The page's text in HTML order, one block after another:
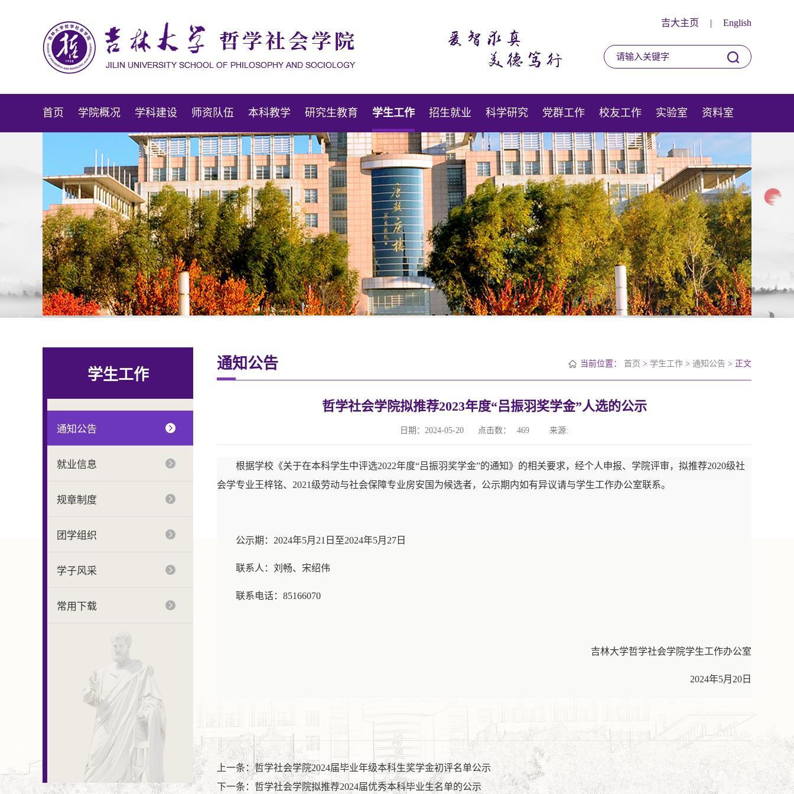
吉大主页 | English
首页 学院概况 学科建设 师资队伍 本科教学 研究生教育 学生工作 招生就业 科学研究 党群工作 校友工作 实验室 资料室
学生工作
通知公告
就业信息
规章制度
团学组织
学子风采
常用下载
通知公告 当前位置： 首页 > 学生工作 > 通知公告 > 正文
哲学社会学院拟推荐2023年度“吕振羽奖学金”人选的公示
日期：2024-05-20 点击数： 469 来源:
根据学校《关于在本科学生中评选2022年度“吕振羽奖学金”的通知》的相关要求，经个人申报、学院评审，拟推荐2020级社
会学专业王梓铭、2021级劳动与社会保障专业房安国 为候选者，公示期内如有异议请与学生工作办公室联系。
公示期： 2024年5月 21 日至2024年5月 27 日
联系人：刘畅、宋绍伟
联系电话： 85166070
吉林大学哲学社会学院学生工作办公室
2024年5月 20 日
上一条：哲学社会学院2024届毕业年级本科生奖学金初评名单公示
下一条：哲学社会学院拟推荐2024届优秀本科毕业生名单的公示